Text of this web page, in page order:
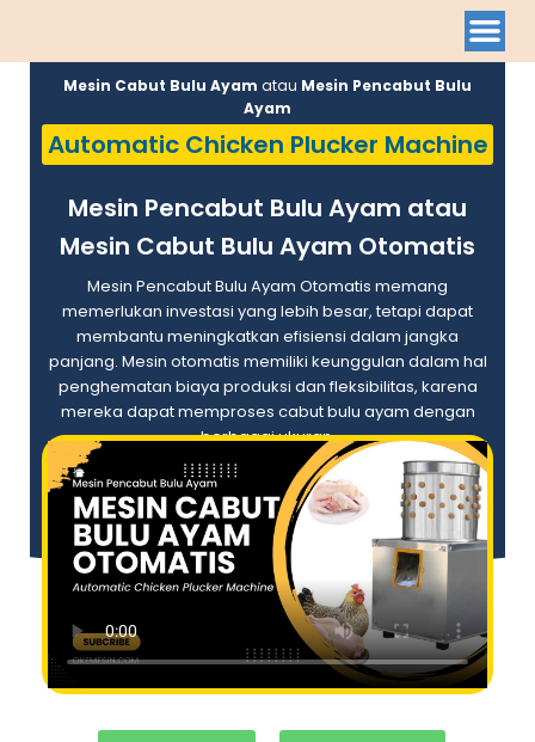
Mesin Cabut Bulu Ayam atau Mesin Pencabut Bulu
Ayam
Automatic Chicken Plucker Machine
Mesin Pencabut Bulu Ayam atau
Mesin Cabut Bulu Ayam Otomatis
Mesin Pencabut Bulu Ayam Otomatis memang
memerlukan investasi yang lebih besar, tetapi dapat
membantu meningkatkan efisiensi dalam jangka
panjang. Mesin otomatis memiliki keunggulan dalam hal
penghematan biaya produksi dan fleksibilitas, karena
mereka dapat memproses cabut bulu ayam dengan
berbagai ukuran.